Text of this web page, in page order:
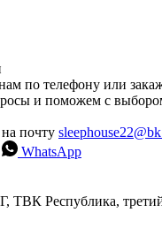
по телефону или
и поможем с
почту
WhatsApp
ТВК Республика,